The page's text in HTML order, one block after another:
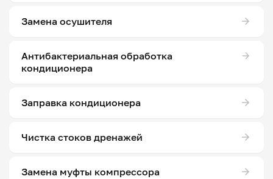
Замена осушителя
Антибактериальная обработка
кондиционера
Заправка кондиционера
Чистка стоков дренажей
Замена муфты компрессора